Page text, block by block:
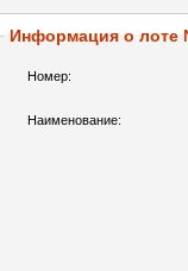
Информация о лоте
Номер:
Наименование: